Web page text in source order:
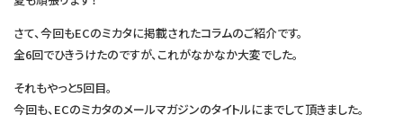
さて、今回もECのミカタに掲載されたコラムのご紹介です。
全6回でひきうけたのですが、これがなかなか大変でした。
それもやっと5回目。
今回も、ECのミカタのメールマガジンのタイトルにまでして頂きました。